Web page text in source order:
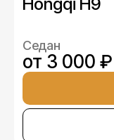
Седан
от 3 000